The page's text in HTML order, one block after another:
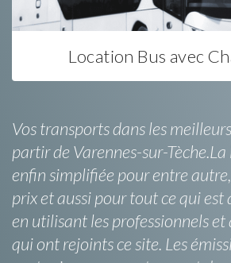
Location Bus avec
Vos transports dans les
partir de Varennes-sur-
enfin simplifiée pour entre
prix et aussi pour tout ce qui est
en utilisant les professionnels et
qui ont rejoints ce site. Les